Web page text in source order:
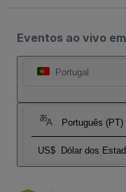
Eventos ao vivo
Portugal
Português (PT)
US$ Dólar dos